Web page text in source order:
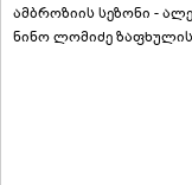
ამბროზიის სეზონი -
ნინო ლომიძე